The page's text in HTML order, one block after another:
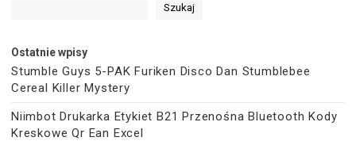
Szukaj
Ostatnie wpisy
Stumble Guys 5-PAK Furiken Disco Dan Stumblebee
Cereal Killer Mystery
Niimbot Drukarka Etykiet B21 Przenośna Bluetooth Kody
Kreskowe Qr Ean Excel